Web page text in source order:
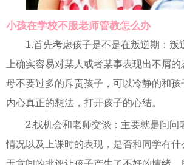
小孩在学校不服老师管教怎么办
1.首先考虑孩子是不是在叛逆期：叛
上确实容易对某人或者某事表现出不屑
母不要过多的斥责孩子，可以冷静的和孩
内心真正的想法，打开孩子的心结。
2.找机会和老师交谈：主要就是问问
情况以及上课时的表现，是否和同学有